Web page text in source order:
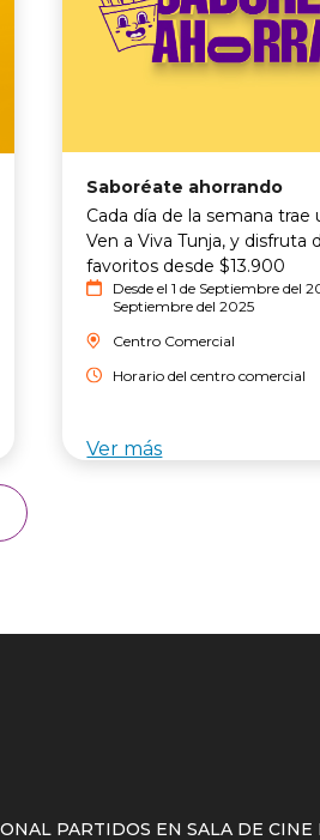
Saboréate ahorrando
Cada día de la semana trae
Ven a Viva Tunja, y disfruta
favoritos desde $13.900
Desde el 1 de Septiembre del
Septiembre del 2025
Centro Comercial
Horario del centro comercial
Ver más
PARTIDOS EN SALA DE CINE